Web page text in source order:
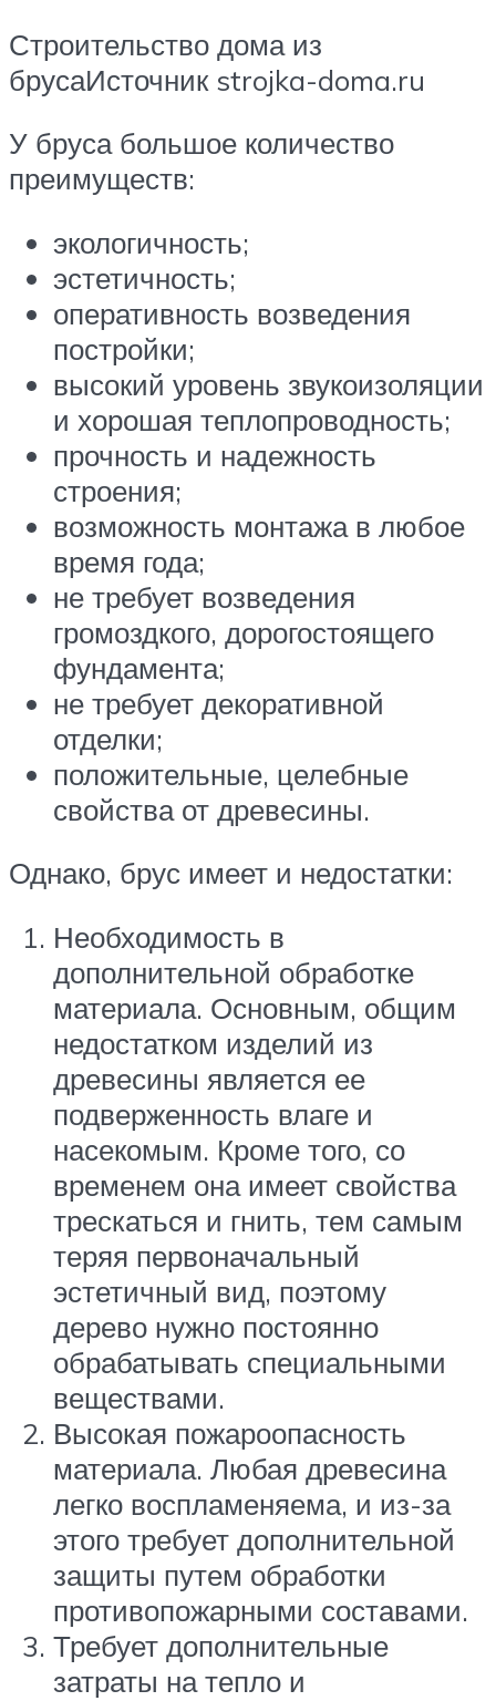
Строительство дома из
брусаИсточник strojka-doma.ru
У бруса большое количество
преимуществ:
экологичность;
эстетичность;
оперативность возведения
постройки;
высокий уровень звукоизоляции
и хорошая теплопроводность;
прочность и надежность
строения;
возможность монтажа в любое
время года;
не требует возведения
громоздкого, дорогостоящего
фундамента;
не требует декоративной
отделки;
положительные, целебные
свойства от древесины.
Однако, брус имеет и недостатки:
Необходимость в
дополнительной обработке
материала. Основным, общим
недостатком изделий из
древесины является ее
подверженность влаге и
насекомым. Кроме того, со
временем она имеет свойства
трескаться и гнить, тем самым
теряя первоначальный
эстетичный вид, поэтому
дерево нужно постоянно
обрабатывать специальными
веществами.
Высокая пожароопасность
материала. Любая древесина
легко воспламеняема, и из-за
этого требует дополнительной
защиты путем обработки
противопожарными составами.
Требует дополнительные
затраты на тепло и